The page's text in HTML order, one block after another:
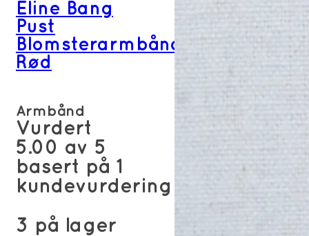
Eline Bang
Pust
Blomsterarmbånd
Rød
Armbånd
Vurdert
5.00 av 5
basert på 1
kundevurdering
3 på lager